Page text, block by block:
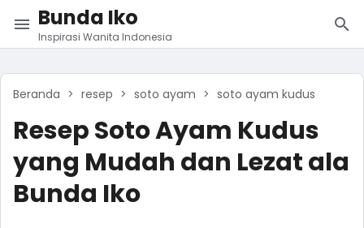
Bunda Iko
Inspirasi Wanita Indonesia
Beranda resep soto ayam soto ayam kudus
Resep Soto Ayam Kudus
yang Mudah dan Lezat ala
Bunda Iko